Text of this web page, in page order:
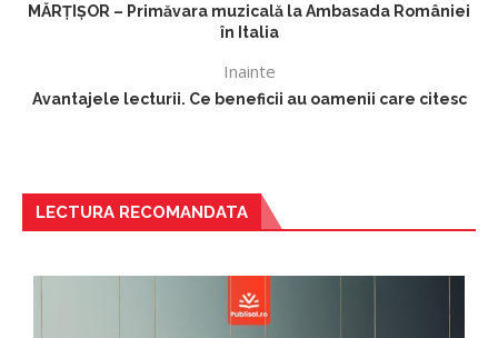
MĂRȚIȘOR – Primăvara muzicală la Ambasada României
în Italia
Inainte
Avantajele lecturii. Ce beneficii au oamenii care citesc
LECTURA RECOMANDATA